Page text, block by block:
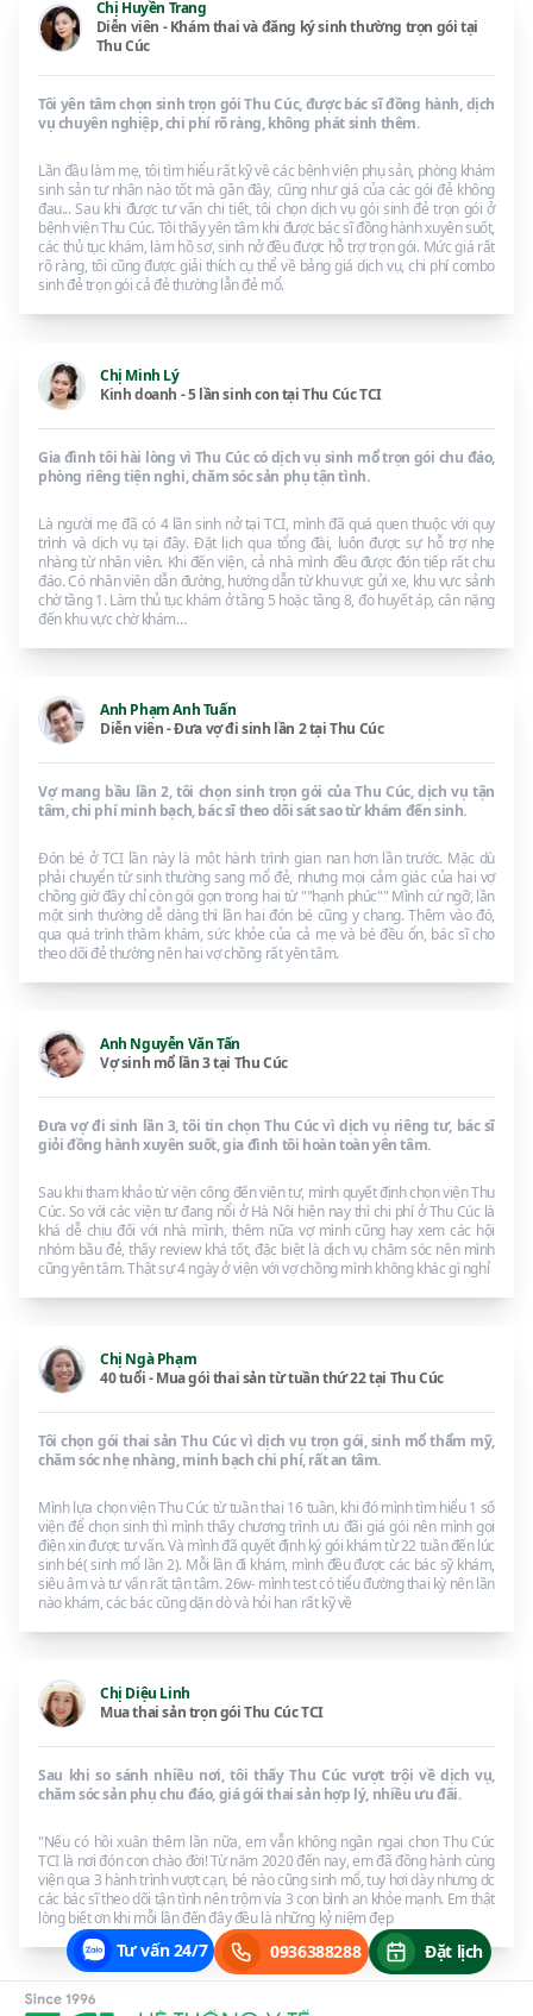
Chị Huyền Trang
Diễn viên - Khám thai và đăng ký sinh thường trọn gói tại
Thu Cúc
Tôi yên tâm chọn sinh trọn gói Thu Cúc, được bác sĩ đồng hành, dịch
vụ chuyên nghiệp, chi phí rõ ràng, không phát sinh thêm.
Lần đầu làm mẹ, tôi tìm hiểu rất kỹ về các bệnh viện phụ sản, phòng khám
sinh sản tư nhân nào tốt mà gần đây, cũng như giá của các gói đẻ không
đau... Sau khi được tư vấn chi tiết, tôi chọn dịch vụ gói sinh đẻ trọn gói ở
bệnh viện Thu Cúc. Tôi thấy yên tâm khi được bác sĩ đồng hành xuyên suốt,
các thủ tục khám, làm hồ sơ, sinh nở đều được hỗ trợ trọn gói. Mức giá rất
rõ ràng, tôi cũng được giải thích cụ thể về bảng giá dịch vụ, chi phí combo
sinh đẻ trọn gói cả đẻ thường lẫn đẻ mổ.
Chị Minh Lý
Kinh doanh - 5 lần sinh con tại Thu Cúc TCI
Gia đình tôi hài lòng vì Thu Cúc có dịch vụ sinh mổ trọn gói chu đáo,
phòng riêng tiện nghi, chăm sóc sản phụ tận tình.
Là người mẹ đã có 4 lần sinh nở tại TCI, mình đã quá quen thuộc với quy
trình và dịch vụ tại đây. Đặt lịch qua tổng đài, luôn được sự hỗ trợ nhẹ
nhàng từ nhân viên. Khi đến viện, cả nhà mình đều được đón tiếp rất chu
đáo. Có nhân viên dẫn đường, hướng dẫn từ khu vực gửi xe, khu vực sảnh
chờ tầng 1. Làm thủ tục khám ở tầng 5 hoặc tầng 8, đo huyết áp, cân nặng
đến khu vực chờ khám…
Anh Phạm Anh Tuấn
Diễn viên - Đưa vợ đi sinh lần 2 tại Thu Cúc
Vợ mang bầu lần 2, tôi chọn sinh trọn gói của Thu Cúc, dịch vụ tận
tâm, chi phí minh bạch, bác sĩ theo dõi sát sao từ khám đến sinh.
Đón bé ở TCI lần này là một hành trình gian nan hơn lần trước. Mặc dù
phải chuyển từ sinh thường sang mổ đẻ, nhưng mọi cảm giác của hai vợ
chồng giờ đây chỉ còn gói gọn trong hai từ ""hạnh phúc"" Mình cứ ngỡ, lần
một sinh thường dễ dàng thì lần hai đón bé cũng y chang. Thêm vào đó,
qua quá trình thăm khám, sức khỏe của cả mẹ và bé đều ổn, bác sĩ cho
theo dõi đẻ thường nên hai vợ chồng rất yên tâm.
Anh Nguyễn Văn Tấn
Vợ sinh mổ lần 3 tại Thu Cúc
Đưa vợ đi sinh lần 3, tôi tin chọn Thu Cúc vì dịch vụ riêng tư, bác sĩ
giỏi đồng hành xuyên suốt, gia đình tôi hoàn toàn yên tâm.
Sau khi tham khảo từ viện công đến viện tư, mình quyết định chọn viện Thu
Cúc. So với các viện tư đang nổi ở Hà Nội hiện nay thì chi phí ở Thu Cúc là
khá dễ chịu đối với nhà mình, thêm nữa vợ mình cũng hay xem các hội
nhóm bầu đẻ, thấy review khá tốt, đặc biệt là dịch vụ chăm sóc nên mình
cũng yên tâm. Thật sự 4 ngày ở viện với vợ chồng mình không khác gì nghỉ
Chị Ngà Phạm
40 tuổi - Mua gói thai sản từ tuần thứ 22 tại Thu Cúc
Tôi chọn gói thai sản Thu Cúc vì dịch vụ trọn gói, sinh mổ thẩm mỹ,
chăm sóc nhẹ nhàng, minh bạch chi phí, rất an tâm.
Mình lựa chọn viện Thu Cúc từ tuần thai 16 tuần, khi đó mình tìm hiểu 1 số
viện để chọn sinh thì mình thấy chương trình ưu đãi giá gói nên mình gọi
điện xin được tư vấn. Và mình đã quyết định ký gói khám từ 22 tuần đến lúc
sinh bé( sinh mổ lần 2). Mỗi lần đi khám, mình đều được các bác sỹ khám,
siêu âm và tư vấn rất tận tâm. 26w- mình test có tiểu đường thai kỳ nên lần
nào khám, các bác cũng dặn dò và hỏi han rất kỹ về
Chị Diệu Linh
Mua thai sản trọn gói Thu Cúc TCI
Sau khi so sánh nhiều nơi, tôi thấy Thu Cúc vượt trội về dịch vụ,
chăm sóc sản phụ chu đáo, giá gói thai sản hợp lý, nhiều ưu đãi.
"Nếu có hồi xuân thêm lần nữa, em vẫn không ngần ngại chọn Thu Cúc
TCI là nơi đón con chào đời! Từ năm 2020 đến nay, em đã đồng hành cùng
viện qua 3 hành trình vượt cạn, bé nào cũng sinh mổ, tuy hơi dày nhưng dc
các bác sĩ theo dõi tận tình nên trộm vía 3 con bình an khỏe mạnh. Em thật
lòng biết ơn khi mỗi lần đến đây đều là những kỷ niệm đẹp
Tư vấn 24/7 0936388288 Đặt lịch